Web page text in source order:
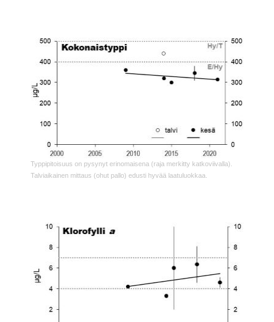
Typpipitoisuus on pysynyt erinomaisena (raja merkitty katkoviivalla).
Talviaikainen mittaus (ohut pallo) edusti hyvää laatuluokkaa.